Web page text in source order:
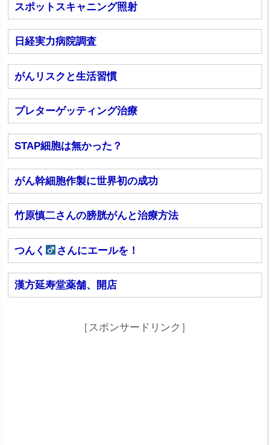
スポットスキャニング照射
日経実力病院調査
がんリスクと生活習慣
プレターゲッティング治療
STAP細胞は無かった？
がん幹細胞作製に世界初の成功
竹原慎二さんの膀胱がんと治療方法
つんく さんにエールを！
漢方延寿堂薬舗、開店
［スポンサードリンク］